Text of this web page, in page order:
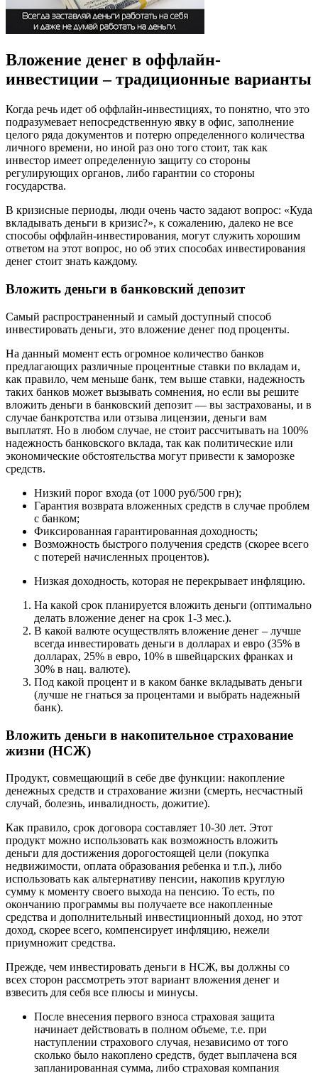
Вложение денег в оффлайн-
инвестиции – традиционные варианты
Когда речь идет об оффлайн-инвестициях, то понятно, что это
подразумевает непосредственную явку в офис, заполнение
целого ряда документов и потерю определенного количества
личного времени, но иной раз оно того стоит, так как
инвестор имеет определенную защиту со стороны
регулирующих органов, либо гарантии со стороны
государства.
В кризисные периоды, люди очень часто задают вопрос: «Куда
вкладывать деньги в кризис?», к сожалению, далеко не все
способы оффлайн-инвестирования, могут служить хорошим
ответом на этот вопрос, но об этих способах инвестирования
денег стоит знать каждому.
Вложить деньги в банковский депозит
Самый распространенный и самый доступный способ
инвестировать деньги, это вложение денег под проценты.
На данный момент есть огромное количество банков
предлагающих различные процентные ставки по вкладам и,
как правило, чем меньше банк, тем выше ставки, надежность
таких банков может вызывать сомнения, но если вы решите
вложить деньги в банковский депозит — вы застрахованы, и в
случае банкротства или отзыва лицензии, деньги вам
выплатят. Но в любом случае, не стоит рассчитывать на 100%
надежность банковского вклада, так как политические или
экономические обстоятельства могут привести к заморозке
средств.
Низкий порог входа (от 1000 руб/500 грн);
Гарантия возврата вложенных средств в случае проблем
с банком;
Фиксированная гарантированная доходность;
Возможность быстрого получения средств (скорее всего
с потерей начисленных процентов).
Низкая доходность, которая не перекрывает инфляцию.
На какой срок планируется вложить деньги (оптимально
делать вложение денег на срок 1-3 мес.).
В какой валюте осуществлять вложение денег – лучше
всегда инвестировать деньги в долларах и евро (35% в
долларах, 25% в евро, 10% в швейцарских франках и
30% в нац. валюте).
Под какой процент и в каком банке вкладывать деньги
(лучше не гнаться за процентами и выбрать надежный
банк).
Вложить деньги в накопительное страхование
жизни (НСЖ)
Продукт, совмещающий в себе две функции: накопление
денежных средств и страхование жизни (смерть, несчастный
случай, болезнь, инвалидность, дожитие).
Как правило, срок договора составляет 10-30 лет. Этот
продукт можно использовать как возможность вложить
деньги для достижения дорогостоящей цели (покупка
недвижимости, оплата образования ребенка и т.п.), либо
использовать как альтернативу пенсии, накопив круглую
сумму к моменту своего выхода на пенсию. То есть, по
окончанию программы вы получаете все накопленные
средства и дополнительный инвестиционный доход, но этот
доход, скорее всего, компенсирует инфляцию, нежели
приумножит средства.
Прежде, чем инвестировать деньги в НСЖ, вы должны со
всех сторон рассмотреть этот вариант вложения денег и
взвесить для себя все плюсы и минусы.
После внесения первого взноса страховая защита
начинает действовать в полном объеме, т.е. при
наступлении страхового случая, независимо от того
сколько было накоплено средств, будет выплачена вся
запланированная сумма, либо страховая компания